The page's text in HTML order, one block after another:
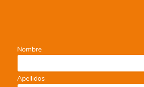
Nombre
Apellidos